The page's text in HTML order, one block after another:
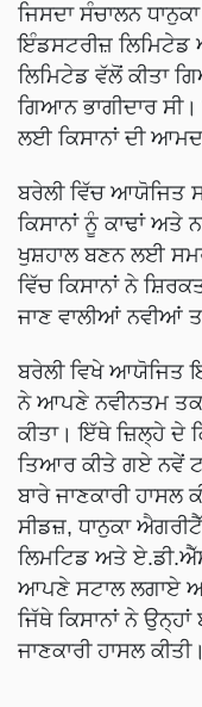
ਜਿਸਦਾ ਸੰਚਾਲਨ
ਇੰਡਸਟਰੀਜ਼
ਲਿਮਿਟੇਡ ਵੱਲੋਂ ਕੀਤਾ
ਗਿਆਨ ਭਾਗੀਦਾਰ
ਲਈ ਕਿਸਾਨਾਂ ਦੀ
ਬਰੇਲੀ ਵਿੱਚ ਆਯੋਜਿਤ
ਕਿਸਾਨਾਂ ਨੂੰ ਕਾਢਾਂ ਅਤੇ
ਖੁਸ਼ਹਾਲ ਬਣਨ ਲਈ
ਵਿੱਚ ਕਿਸਾਨਾਂ ਨੇ
ਜਾਣ ਵਾਲੀਆਂ ਨਵੀਆਂ
ਬਰੇਲੀ ਵਿਖੇ ਆਯੋਜਿਤ
ਨੇ ਆਪਣੇ ਨਵੀਨਤਮ
ਕੀਤਾ। ਇੱਥੇ ਜ਼ਿਲ੍ਹੇ ਦੇ
ਤਿਆਰ ਕੀਤੇ ਗਏ ਨਵੇਂ
ਬਾਰੇ ਜਾਣਕਾਰੀ ਹਾਸਲ
ਸੀਡਜ਼, ਧਾਨੁਕਾ
ਲਿਮਟਿਡ ਅਤੇ
ਆਪਣੇ ਸਟਾਲ ਲਗਾਏ
ਜਿੱਥੇ ਕਿਸਾਨਾਂ ਨੇ
ਜਾਣਕਾਰੀ ਹਾਸਲ ਕੀਤੀ।